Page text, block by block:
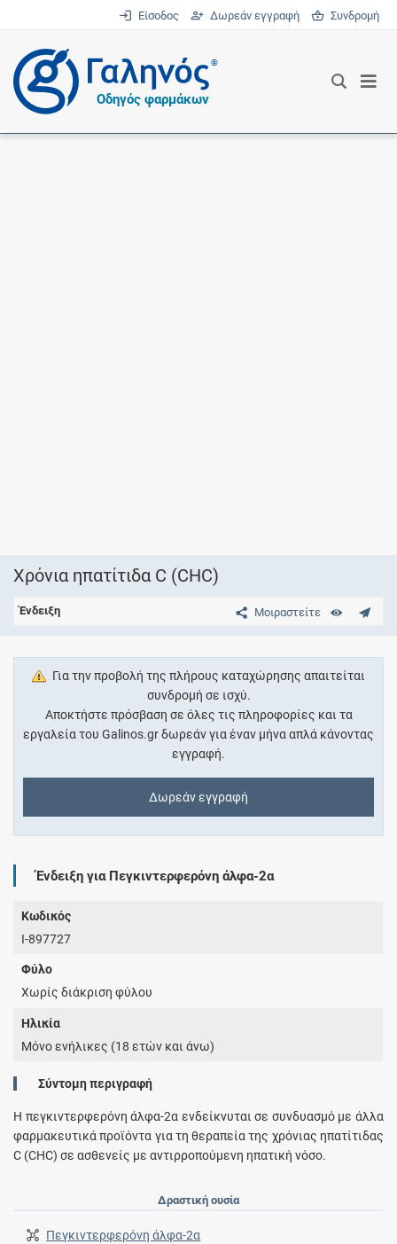
Είσοδος Δωρεάν εγγραφή Συνδρομή
®
Οδηγός φαρμάκων
Χρόνια ηπατίτιδα C (CHC)
Μοιραστείτε
Ένδειξη
Για την προβολή της πλήρους καταχώρησης απαιτείται
συνδρομή σε ισχύ.
Αποκτήστε πρόσβαση σε όλες τις πληροφορίες και τα
εργαλεία του Galinos.gr δωρεάν για έναν μήνα απλά κάνοντας
εγγραφή.
Δωρεάν εγγραφή
Ένδειξη για Πεγκιντερφερόνη άλφα-2α
Κωδικός
I-897727
Φύλο
Χωρίς διάκριση φύλου
Ηλικία
Μόνο ενήλικες (18 ετών και άνω)
Σύντομη περιγραφή
Η πεγκιντερφερόνη άλφα-2α ενδείκνυται σε συνδυασμό με άλλα
φαρμακευτικά προϊόντα για τη θεραπεία της χρόνιας ηπατίτιδας
C (CHC) σε ασθενείς με αντιρροπούμενη ηπατική νόσο.
Δραστική ουσία
Πεγκιντερφερόνη άλφα-2α